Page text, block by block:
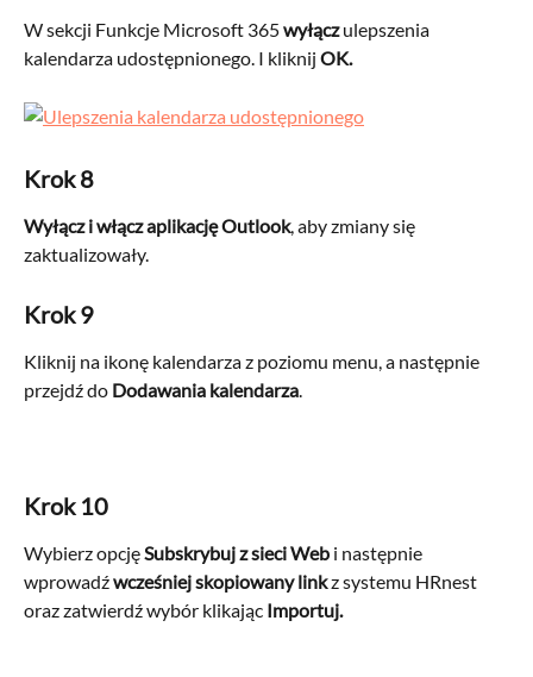
W sekcji Funkcje Microsoft 365 wyłącz ulepszenia
kalendarza udostępnionego. I kliknij OK.
Krok 8
Wyłącz i włącz aplikację Outlook, aby zmiany się
zaktualizowały.
Krok 9
Kliknij na ikonę kalendarza z poziomu menu, a następnie
przejdź do Dodawania kalendarza
Krok 10
Wybierz opcję Subskrybuj z sieci Web i następnie
wprowadź wcześniej skopiowany link z systemu HRnest
oraz zatwierdź wybór klikając Importuj.